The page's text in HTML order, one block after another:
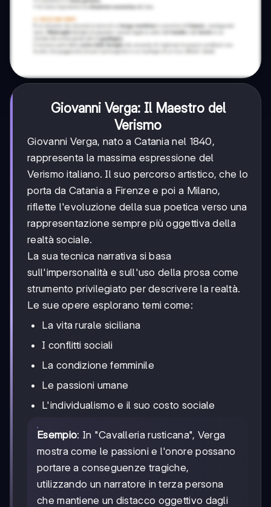
Giovanni Verga: Il Maestro del
Verismo
Giovanni Verga, nato a Catania nel 1840,
rappresenta la massima espressione del
Verismo italiano. Il suo percorso artistico, che lo
porta da Catania a Firenze e poi a Milano,
riflette l'evoluzione della sua poetica verso una
rappresentazione sempre più oggettiva della
realtà sociale.
La sua tecnica narrativa si basa
sull'impersonalità e sull'uso della prosa come
strumento privilegiato per descrivere la realtà.
Le sue opere esplorano temi come:
La vita rurale siciliana
I conflitti sociali
La condizione femminile
Le passioni umane
L'individualismo e il suo costo sociale
Esempio: In "Cavalleria rusticana", Verga
mostra come le passioni e l'onore possano
portare a conseguenze tragiche,
utilizzando un narratore in terza persona
che mantiene un distacco oggettivo dagli